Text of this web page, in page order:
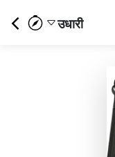
उधारी